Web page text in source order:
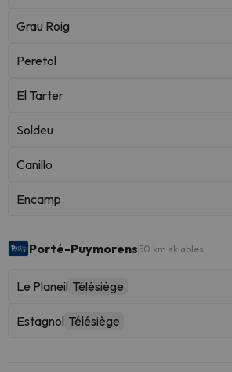
Grau Roig
Peretol
El Tarter
Soldeu
Canillo
Encamp
Porté-Puymorens 50 km skiables
Le Planeil Télésiège
Estagnol Télésiège